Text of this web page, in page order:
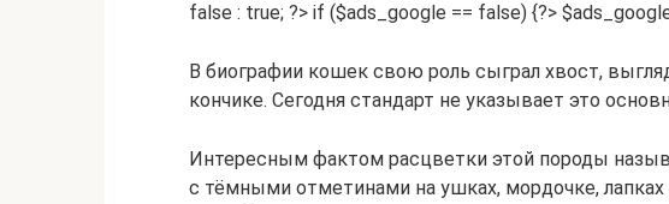
false : true; ?> if ($ads_google == false) {?>
В биографии кошек свою роль сыграл хвост,
кончике. Сегодня стандарт не указывает это
Интересным фактом расцветки этой породы
с тёмными отметинами на ушках, мордочке, лапках